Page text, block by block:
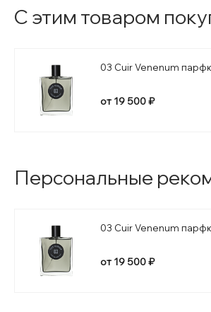
С этим товаром
03 Cuir Venenum
от 19 500 ₽
Персональные
03 Cuir Venenum
от 19 500 ₽